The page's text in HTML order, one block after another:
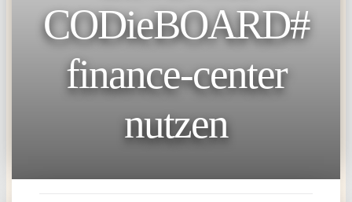
CODieBOARD#
finance-center
nutzen